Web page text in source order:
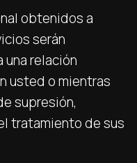
obtenidos a
serán
relación
usted o mientras
supresión,
tratamiento de sus